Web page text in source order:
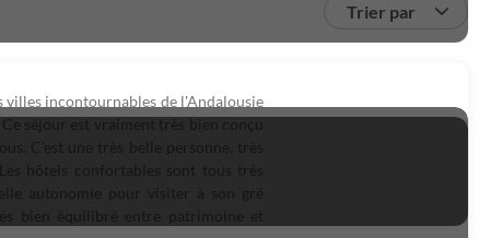
Trier par
incontournables de l'Andalousie